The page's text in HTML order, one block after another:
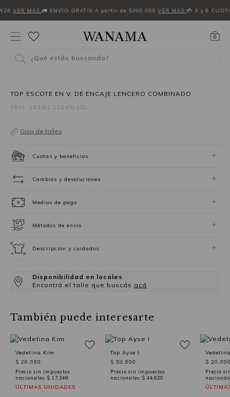
VER MÁS 🚛 ENVÍO GRATIS A partir de $300.000 VER MÁS 💳 3 y 6
0
¿Qué estás buscando?
TOP ESCOTE EN V, DE ENCAJE LENCERO COMBINADO
SKU: 1916U.1264%1GL
Guia de talles
Cuotas y beneficios
Cambios y devoluciones
Medios de pago
Métodos de envío
Descripción y cuidados
Disponibilidad en locales
Encontrá el talle que buscás acá
También puede interesarte
Vedetina Kim
$ 20,990
Precio sin impuestos
nacionales: $ 17,348
ÚLTIMAS UNIDADES
Top Ayse I
$ 53,990
Precio sin impuestos
nacionales: $ 44,620
$
Precio